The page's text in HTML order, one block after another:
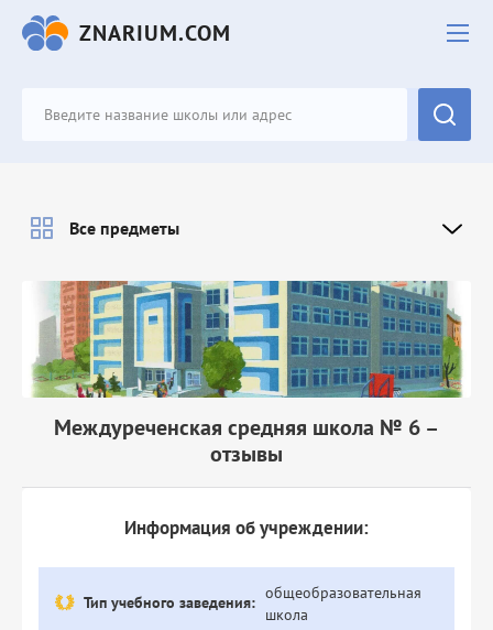
ZNARIUM.COM
Междуреченская средняя школа № 6 –
отзывы
Информация об учреждении:
Тип учебного заведения: общеобразовательная
школа
Все предметы